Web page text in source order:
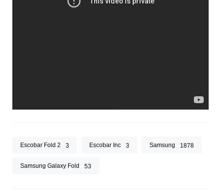
Escobar Fold 2 3 Escobar Inc 3 Samsung 1878
Samsung Galaxy Fold 53